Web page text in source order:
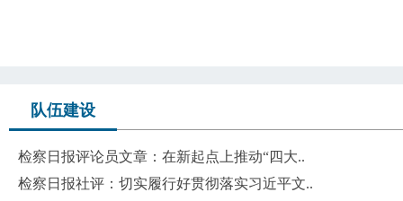
队伍建设
检察日报评论员文章：在新起点上推动“四大..
检察日报社评：切实履行好贯彻落实习近平文..